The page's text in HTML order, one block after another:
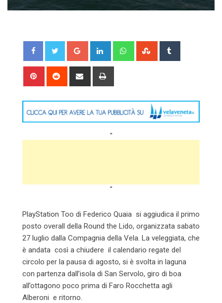
Google+ LinkedIn WhatsappStumbleUpon
Pinterest Reddit
Share
"
"
PlayStation Too di Federico Quaia si aggiudica il primo
posto overall della Round the Lido, organizzata sabato
27 luglio dalla Compagnia della Vela. La veleggiata, che
è andata così a chiudere il calendario regate del
circolo per la pausa di agosto, si è svolta in laguna
con partenza dall’isola di San Servolo, giro di boa
all’ottagono poco prima di Faro Rocchetta agli
Alberoni e ritorno.